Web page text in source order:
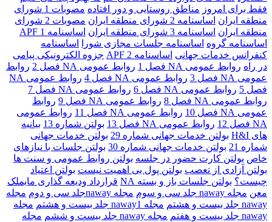
فقط برای امروز مناطق روستایی و دور افتاده
مصوبات 1 شورای
منطقه ايران اساسنامه 2 شورای منطقه ايران
مصوبات 2 شورای
منطقه ايران اساسنامه 3 شورای منطقه ايران
اساسنامه 1 APF
اساسنامه گروه اساسنامه جلسات مجازی شورا
اساسنامه
کنفرانس خدمات جهانی اساسنامه 2 APF
جزوه الکترونیکی پیامی
در راه روابط عمومی NA فصل 1 روابط عمومی NA فصل 2
روابط
عمومی NA فصل 3
روابط عمومی NA فصل 4
روابط عمومی NA
فصل 5
روابط عمومی NA فصل 6
روابط عمومی NA فصل 7
روابط عمومی NA فصل 8
روابط عمومی NA فصل 9
روابط
عمومی NA فصل 10
روابط عمومی NA فصل 11
روابط عمومی
NA فصل 12
روابط عمومی NA فصل 13 بولتن شماره 13
بیانیه
های H&I
بولتن خدمات جهانی شماره 29
بولتن خدمات جهانی
شماره 21
بولتن خدمات جهانی شماره 30
بولتن جلسات با نیازهای
خاص بولتن کارت حضور در جلسه بولتن روابط عمومی و سنت ها
بولتن آزادی از تعصب بولتن پول بی اهمیت نیست بولتن اعتیاد
چیست؟ بولتن جلسات باز و بسته NA
قرارداد ودیعه گذاری مایملک
معن مجله naway جلد سی و سوم مجله nawayجلد سی و دوم
مجله
naway جلد بیست و هشتم
مجله naway1 جلد بیست و هشتم
مجله
naway جلد بیست و هفتم
مجله naway جلد بیست و ششم
مجله